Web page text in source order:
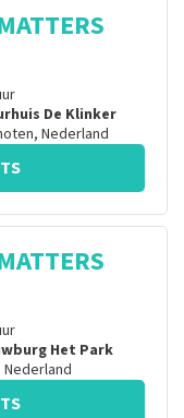
De Klinker
, Nederland
Het Park
Nederland